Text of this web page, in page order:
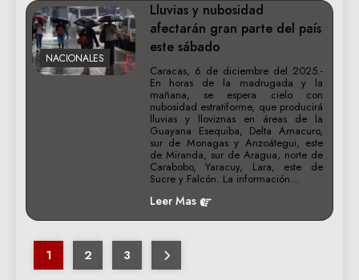
NACIONALES
Lluvias y nubosidad
afectarán gran parte del país
este sábado
Caracas, 6 de diciembre del 2025.-
En horas de la madrugada y la
mañana, se espera cielo con
nubosidad estratiforme, que producirá
lluvias y lloviznas en áreas de la
Guayana Esequiba, Delta Amacuro,
sur de Monagas y Anzoátegui, este
de Miranda, sur de Aragua, norte de
Carabobo, Yaracuy, Lara, este de
Sucre y Falcón. La información…
Leer Mas
1 2 3